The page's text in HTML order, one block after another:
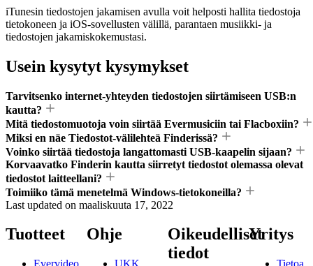
iTunesin tiedostojen jakamisen avulla voit helposti hallita tiedostoja
tietokoneen ja iOS-sovellusten välillä, parantaen musiikki- ja
tiedostojen jakamiskokemustasi.
Usein kysytyt kysymykset
Tarvitsenko internet-yhteyden tiedostojen siirtämiseen USB:n
kautta?
Mitä tiedostomuotoja voin siirtää Evermusiciin tai Flacboxiin?
Miksi en näe Tiedostot-välilehteä Finderissä?
Voinko siirtää tiedostoja langattomasti USB-kaapelin sijaan?
Korvaavatko Finderin kautta siirretyt tiedostot olemassa olevat
tiedostot laitteellani?
Toimiiko tämä menetelmä Windows-tietokoneilla?
Last updated on maaliskuuta 17, 2022
Tuotteet Ohje
Oikeudelliset
tiedot
Yritys